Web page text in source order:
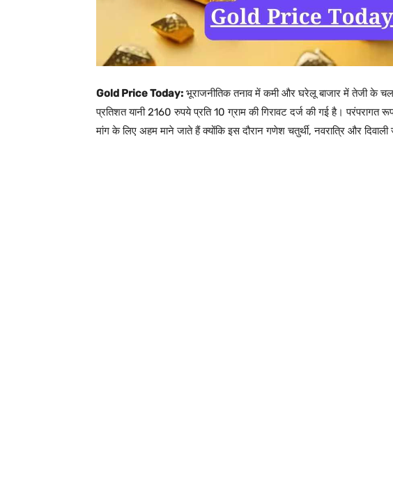
Gold Price Today: भूराजनीतिक तनाव में कमी और घरेलू बाजार में तेजी के
प्रतिशत यानी 2160 रुपये प्रति 10 ग्राम की गिरावट दर्ज की गई है।
मांग के लिए अहम माने जाते हैं क्योंकि इस दौरान गणेश चतुर्थी, नवरात्रि और